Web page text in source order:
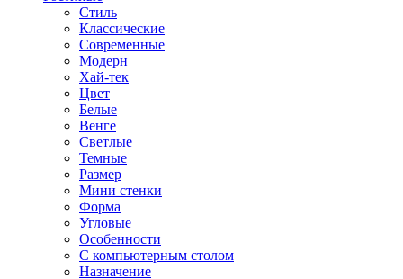
Стиль
Классические
Современные
Модерн
Хай-тек
Цвет
Белые
Венге
Светлые
Темные
Размер
Мини стенки
Форма
Угловые
Особенности
С компьютерным столом
Назначение